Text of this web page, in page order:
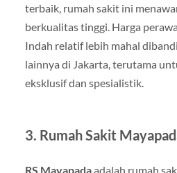
terbaik, rumah sakit ini
berkualitas tinggi. Harga
Indah relatif lebih mahal
lainnya di Jakarta, terutama
eksklusif dan spesialistik.
3. Rumah Sakit
RS Mayapadaadalah rumah